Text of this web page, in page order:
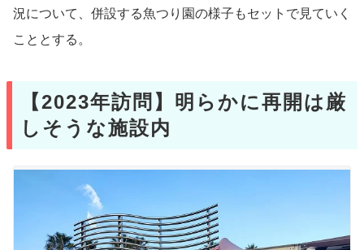
況について、併設する魚つり園の様子もセットで見ていく
こととする。
【2023年訪問】明らかに再開は厳
しそうな施設内